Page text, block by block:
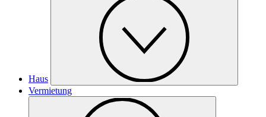
Haus
Vermietung